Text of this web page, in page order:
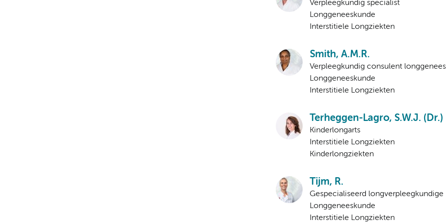
Verpleegkundig specialist
Longgeneeskunde
Interstitiele Longziekten
Smith, A.M.R.
Verpleegkundig consulent
Longgeneeskunde
Interstitiele Longziekten
Terheggen-Lagro, S.W.J. (Dr.)
Kinderlongarts
Interstitiele Longziekten
Kinderlongziekten
Tijm, R.
Gespecialiseerd longverpleegkundige
Longgeneeskunde
Interstitiele Longziekten